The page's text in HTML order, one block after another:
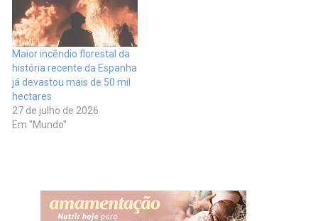
Maior incêndio florestal da
história recente da Espanha
já devastou mais de 50 mil
hectares
27 de julho de 2026
Em "Mundo"